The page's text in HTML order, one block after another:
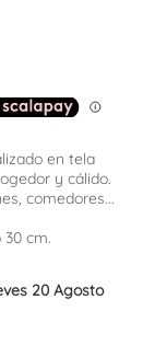
en tela
y cálido.
comedores...
30 cm.
20 Agosto